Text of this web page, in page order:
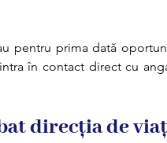
pentru prima dată
în contact direct cu
direcția de